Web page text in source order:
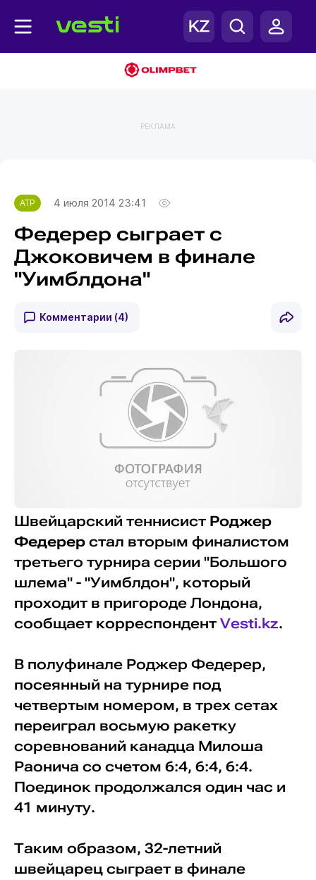
РЕКЛАМА
ATP 4 июля 2014 23:41
Федерер сыграет с
Джоковичем в финале
"Уимблдона"
Комментарии (4)
Швейцарский теннисист Роджер
Федерерстал вторым финалистом
третьего турнира серии "Большого
шлема" - "Уимблдон", который
проходит в пригороде Лондона,
сообщает корреспондент Vesti.kz.
В полуфинале Роджер Федерер,
посеянный на турнире под
четвертым номером, в трех сетах
переиграл восьмую ракетку
соревнований канадца Милоша
Раонича со счетом 6:4, 6:4, 6:4.
Поединок продолжался один час и
41 минуту.
Таким образом, 32-летний
швейцарец сыграет в финале